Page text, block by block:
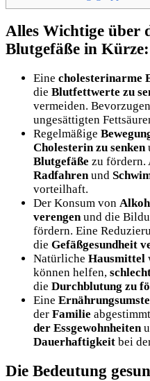
Alles Wichtige über
Blutgefäße in Kürze:
Eine cholesterinarme
die Blutfettwerte zu
vermeiden.
ungesättigten
Regelmäßige
Cholesterin zu senken
Blutgefäße zu fördern.
Radfahrenund
vorteilhaft.
Der Konsum von
verengenund die
fördern. Eine
die Gefäßgesundheit
Natürliche Hausmittel
können helfen,
die Durchblutung zu
Eine
der Familie
der Essgewohnheiten
Dauerhaftigkeit bei
Die Bedeutung